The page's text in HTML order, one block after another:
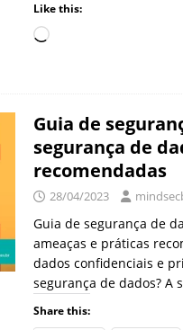
Like this:
Guia de
segurança de
recomendadas
28/04/2023
Guia de segurança de
ameaças e práticas
dados confidenciais e
segurança de dados? A
Share this: